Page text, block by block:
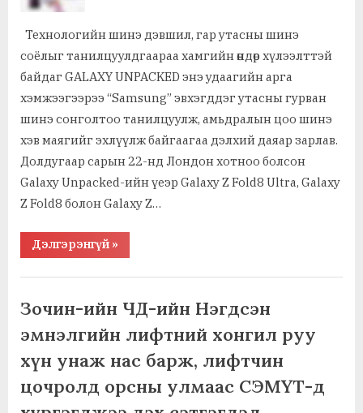
Технологийн шинэ дэвшил, гар утасны шинэ
соёлыг танилцуулдгаараа хамгийн өндөр хүлээлттэй
байдаг GALAXY UNPACKED энэ удаагийн арга
хэмжээгээрээ “Samsung” эвхэгддэг утасны гурван
шинэ сонголтоо танилцуулж, амьдралын цоо шинэ
хэв маягийг эхлүүлж байгаагаа дэлхий даяар зарлав.
Долдугаар сарын 22-нд Лондон хотноо болсон
Galaxy Unpacked-ийн үеэр Galaxy Z Fold8 Ultra, Galaxy
Z Fold8 болон Galaxy Z…
Дэлгэрэнгүй“Galaxy
эвхэгддэг
цоо
гурван
сонголтыг
“Samsung”
дэлхийд
танилцууллаа”
»
,
Гэмт хэрэг, цагдаа, шүүх
Мөнгө, санхүү, даатгал
Мэдээлэл зүй, тооцоолуур, хотол сүлжээ ,
Тоглоом, зугаа, цахим орчин,Урлаг, соёл, загвар, хэв маяг
Үл хөдлөх хөрөнгө, газар,Холбоо харилцаа, шуудан, гар утас
Худалдаа, үзвэр, үйлчилгээ
Шинжлэх ухаан, танин мэдэхгүй, ухаалан,Элдэв
Зочин-ийн ЧД-ийн Нэгдсэн
эмнэлгийн лифтний хонгил руу
хүн унаж нас барж, лифтчин
цочролд орсны улмаас СЭМҮТ-д